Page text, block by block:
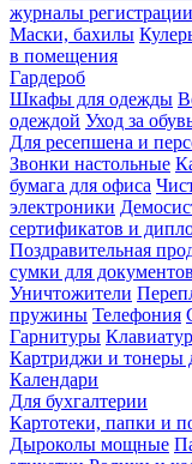
журналы регистрации
Маски, бахилы
в помещения
Гардероб
Шкафы для одежды
одеждой Уход за
Для ресепшена и
Звонки настольные
бумага для офиса
электроники
сертификатов и
Поздравительная
сумки для документов
Уничтожители
пружины Телефония
Гарнитуры
Картриджи и тонеры
Календари
Для бухгалтерии
Картотеки, папки и
Дыроколы мощные